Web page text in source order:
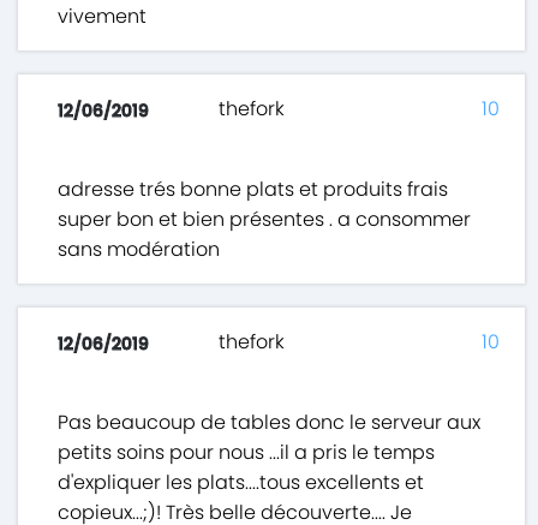
vivement
12/06/2019 thefork
adresse trés bonne plats et produits frais
super bon et bien présentes . a consommer
sans modération
10
12/06/2019 thefork
Pas beaucoup de tables donc le serveur aux
petits soins pour nous ...il a pris le temps
d'expliquer les plats....tous excellents et
copieux...;)! Très belle découverte.... Je
10